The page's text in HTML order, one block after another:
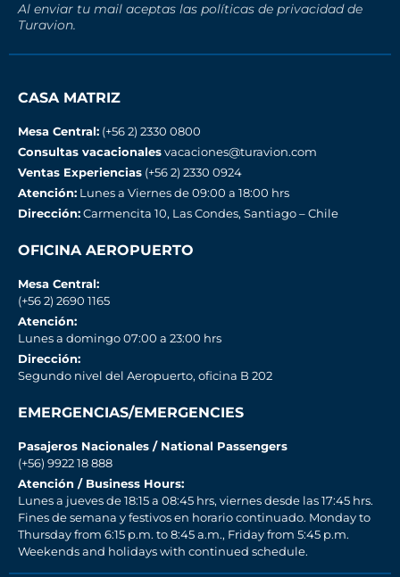
Al enviar tu mail aceptas las políticas de privacidad de
Turavion.
CASA MATRIZ
Mesa Central: (+56 2) 2330 0800
Consultas vacacionalesvacaciones@turavion.com
Ventas Experiencias (+56 2) 2330 0924
Atención: Lunes a Viernes de 09:00 a 18:00 hrs
Dirección:Carmencita 10, Las Condes, Santiago – Chile
OFICINA AEROPUERTO
Mesa Central:
(+56 2) 2690 1165
Atención:
Lunes a domingo 07:00 a 23:00 hrs
Dirección:
Segundo nivel del Aeropuerto, oficina B 202
EMERGENCIAS/EMERGENCIES
Pasajeros Nacionales / National Passengers
(+56) 9922 18 888
Atención / Business Hours:
Lunes a jueves de 18:15 a 08:45 hrs, viernes desde las 17:45 hrs.
Fines de semana y festivos en horario continuado. Monday to
Thursday from 6:15 p.m. to 8:45 a.m., Friday from 5:45 p.m.
Weekends and holidays with continued schedule.